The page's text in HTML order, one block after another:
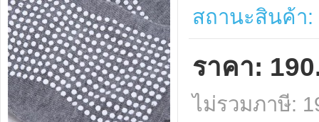
สถานะสินค้า:
ราคา:
ไม่รวมภาษี: